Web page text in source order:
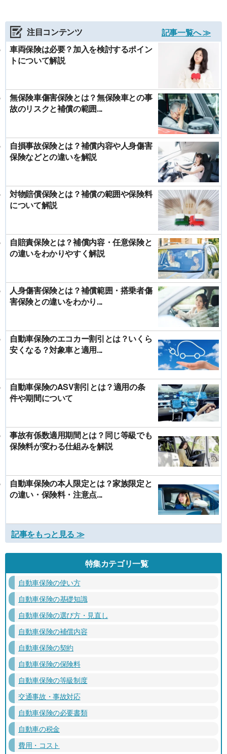
注目コンテンツ
記事一覧へ ≫
車両保険は必要？加入を検討するポイン
トについて解説
無保険車傷害保険とは？無保険車との事
故のリスクと補償の範囲...
自損事故保険とは？補償内容や人身傷害
保険などとの違いを解説
対物賠償保険とは？補償の範囲や保険料
について解説
自賠責保険とは？補償内容・任意保険と
の違いをわかりやすく解説
人身傷害保険とは？補償範囲・搭乗者傷
害保険との違いをわかり...
自動車保険のエコカー割引とは？いくら
安くなる？対象車と適用...
自動車保険のASV割引とは？適用の条
件や期間について
事故有係数適用期間とは？同じ等級でも
保険料が変わる仕組みを解説
自動車保険の本人限定とは？家族限定と
の違い・保険料・注意点...
記事をもっと見る ≫
特集カテゴリ一覧
自動車保険の使い方
自動車保険の基礎知識
自動車保険の選び方・見直し
自動車保険の補償内容
自動車保険の契約
自動車保険の保険料
自動車保険の等級制度
交通事故・事故対応
自動車保険の必要書類
自動車の税金
費用・コスト